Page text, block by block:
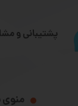
پشتیبانی و